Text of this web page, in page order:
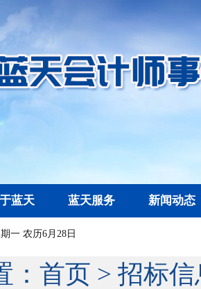
蓝天 蓝天服务 新闻动态
一 农历6月28日
首页 > 招标信